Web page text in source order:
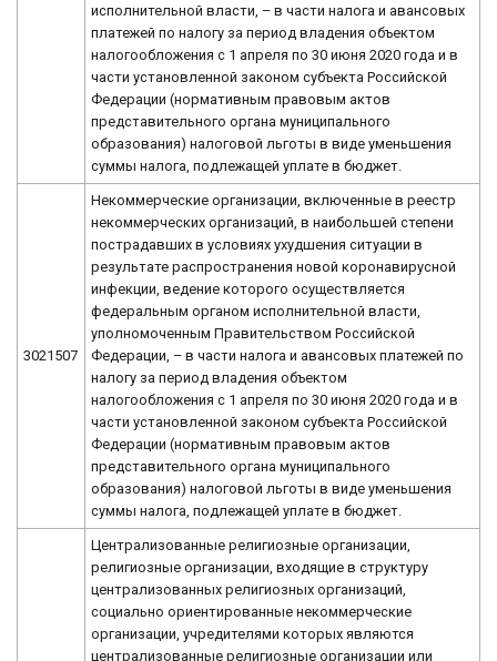
исполнительной власти, – в части налога и авансовых
платежей по налогу за период владения объектом
налогообложения с 1 апреля по 30 июня 2020 года и в
части установленной законом субъекта Российской
Федерации (нормативным правовым актов
представительного органа муниципального
образования) налоговой льготы в виде уменьшения
суммы налога, подлежащей уплате в бюджет.
3021507
Некоммерческие организации, включенные в реестр
некоммерческих организаций, в наибольшей степени
пострадавших в условиях ухудшения ситуации в
результате распространения новой коронавирусной
инфекции, ведение которого осуществляется
федеральным органом исполнительной власти,
уполномоченным Правительством Российской
Федерации, – в части налога и авансовых платежей по
налогу за период владения объектом
налогообложения с 1 апреля по 30 июня 2020 года и в
части установленной законом субъекта Российской
Федерации (нормативным правовым актов
представительного органа муниципального
образования) налоговой льготы в виде уменьшения
суммы налога, подлежащей уплате в бюджет.
Централизованные религиозные организации,
религиозные организации, входящие в структуру
централизованных религиозных организаций,
социально ориентированные некоммерческие
организации, учредителями которых являются
централизованные религиозные организации или